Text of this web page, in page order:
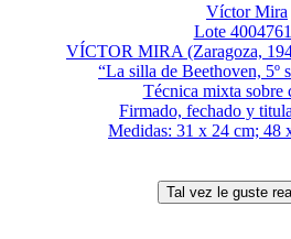
Víctor Mira
Lote
VÍCTOR MIRA (Zaragoza,
“La silla de Beethoven, 5º
Técnica mixta sobre
Firmado, fechado y
Medidas: 31 x 24 cm; 48